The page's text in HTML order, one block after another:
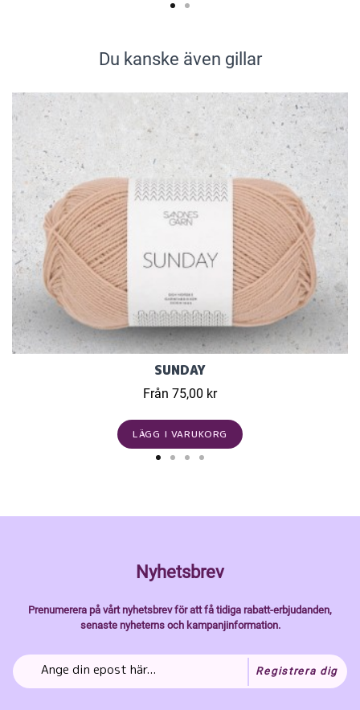
Du kanske även gillar
SUNDAY
Från 75,00 kr
LÄGG I VARUKORG
Nyhetsbrev
Prenumerera på vårt nyhetsbrev för att få tidiga rabatt-erbjudanden,
senaste nyheterns och kampanjinformation.
Registrera dig